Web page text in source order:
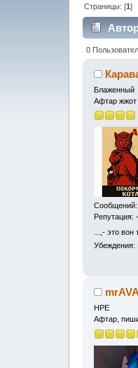
Страницы: [1
(с)
0
Блаженный
Афтар жжот
Сообщений:
Репутация:
...,- это вон
Убеждения:
mrAVA
НРЕ
Афтар,